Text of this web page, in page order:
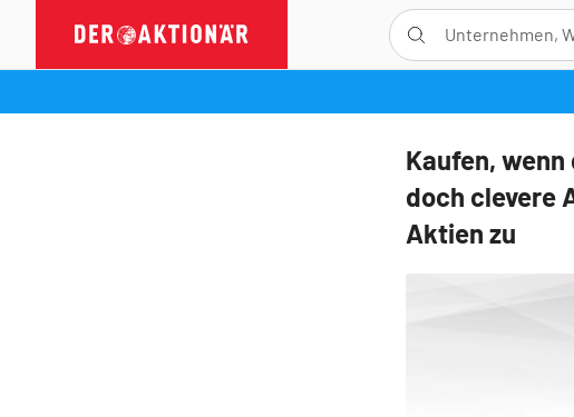
Kaufen,
doch clevere
Aktien zu